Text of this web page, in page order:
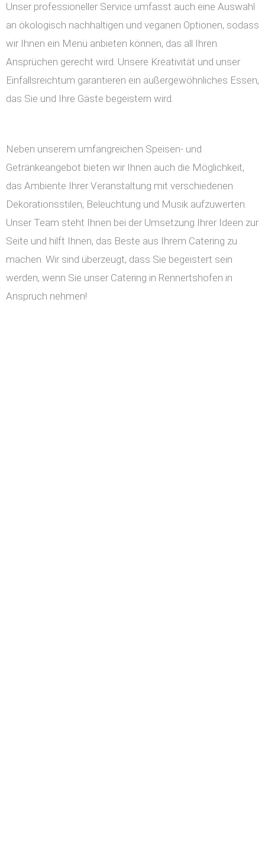
Unser professioneller Service umfasst auch eine Auswahl
an ökologisch nachhaltigen und veganen Optionen, sodass
wir Ihnen ein Menü anbieten können, das all Ihren
Ansprüchen gerecht wird. Unsere Kreativität und unser
Einfallsreichtum garantieren ein außergewöhnliches Essen,
das Sie und Ihre Gäste begeistern wird.
Neben unserem umfangreichen Speisen- und
Getränkeangebot bieten wir Ihnen auch die Möglichkeit,
das Ambiente Ihrer Veranstaltung mit verschiedenen
Dekorationsstilen, Beleuchtung und Musik aufzuwerten.
Unser Team steht Ihnen bei der Umsetzung Ihrer Ideen zur
Seite und hilft Ihnen, das Beste aus Ihrem Catering zu
machen. Wir sind überzeugt, dass Sie begeistert sein
werden, wenn Sie unser Catering in Rennertshofen in
Anspruch nehmen!